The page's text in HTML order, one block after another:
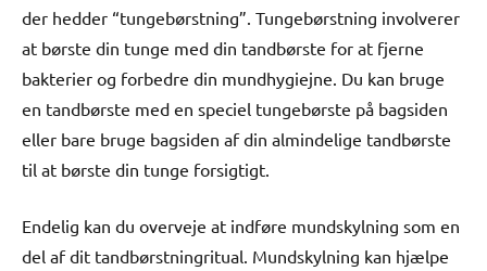
der hedder “tungebørstning”. Tungebørstning involverer
at børste din tunge med din tandbørste for at fjerne
bakterier og forbedre din mundhygiejne. Du kan bruge
en tandbørste med en speciel tungebørste på bagsiden
eller bare bruge bagsiden af din almindelige tandbørste
til at børste din tunge forsigtigt.
Endelig kan du overveje at indføre mundskylning som en
del af dit tandbørstningritual. Mundskylning kan hjælpe